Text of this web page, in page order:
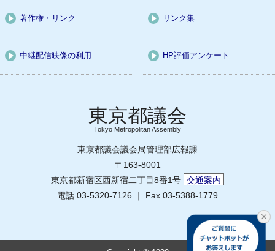
著作権・リンク リンク集
中継配信映像の利用 HP評価アンケート
Tokyo Metropolitan Assembly
東京都議会議会局管理部広報課
〒163-8001
東京都新宿区西新宿二丁目8番1号 交通案内
電話 03-5320-7126 ｜ Fax 03-5388-1779